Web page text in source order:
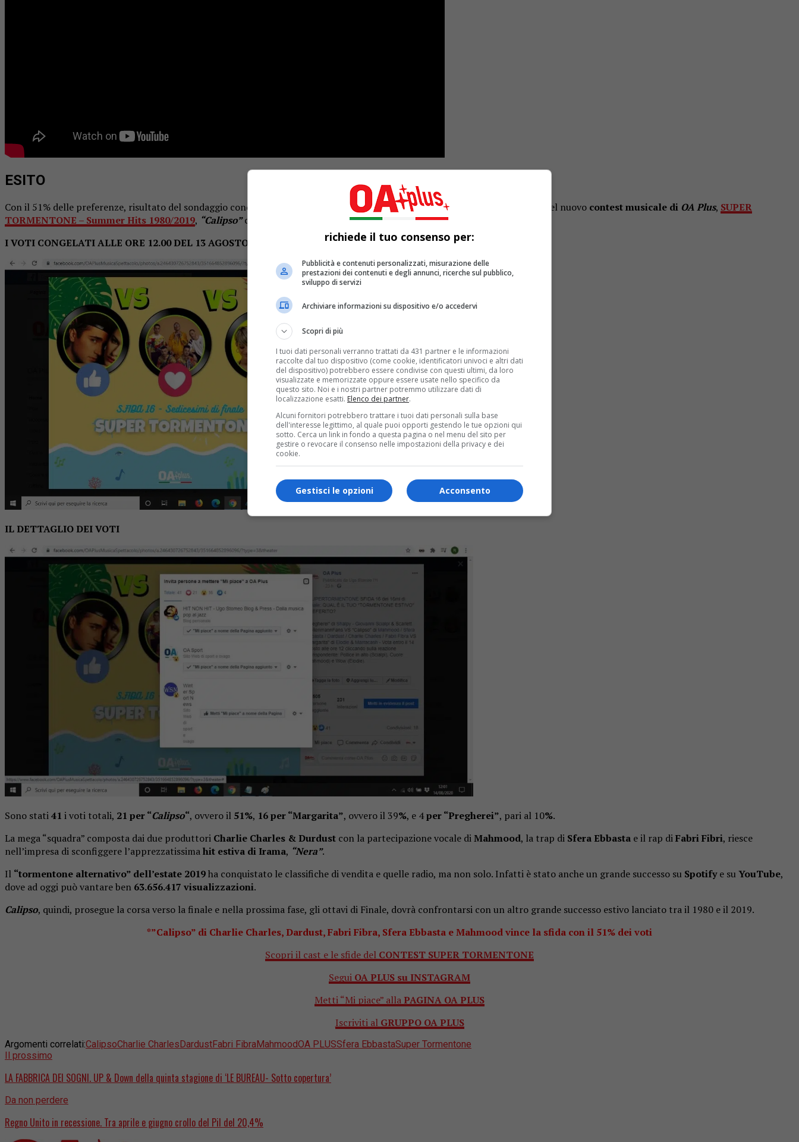
ESITO
Con il 51% delle preferenze, risultato del sondaggio condiviso sulla pagina Facebook di OA Plus, vince la quindicesima sfida del nuovo contest musicale di OA Plus, SUPER
TORMENTONE – Summer Hits 1980/2019, “Calipso”che accede agli ottavi di finale.
I VOTI CONGELATI ALLE ORE 12.00 DEL 13 AGOSTO
IL DETTAGLIO DEI VOTI
Sono stati41 i voti totali, 21 per “Calipso“, ovvero il 51%, 16 per “Margarita”, ovvero il 39%, e 4per “Pregherei”, pari al 10%.
La mega “squadra” composta dai due produttori Charlie Charles & Durdust con la partecipazione vocale diMahmood, la trap di Sfera Ebbasta e il rap diFabri Fibri, riesce
nell’impresa di sconfiggere l’apprezzatissimahit estiva di Irama, “Nera”.
Il “tormentone alternativo” dell’estate 2019ha conquistato le classifiche di vendita e quelle radio, ma non solo. Infatti è stato anche un grande successo su Spotifye su YouTube,
dove ad oggi può vantare ben 63.656.417 visualizzazioni.
Calipso, quindi, prosegue la corsa verso la finale e nella prossima fase, gli ottavi di Finale, dovrà confrontarsi con un altro grande successo estivo lanciato tra il 1980 e il 2019.
*”Calipso” di Charlie Charles, Dardust, Fabri Fibra, Sfera Ebbasta e Mahmood vince la sfida con il 51% dei voti
Scopri il cast e le sfide del CONTEST SUPER TORMENTONE
Segui OA PLUS su INSTAGRAM
Metti “Mi piace” alla PAGINA OA PLUS
Iscriviti al GRUPPO OA PLUS
Argomenti correlati:CalipsoCharlie Charles DardustFabri FibraMahmoodOA PLUSSfera EbbastaSuper Tormentone
Il prossimo
LA FABBRICA DEI SOGNI. UP & Down della quinta stagione di ‘LE BUREAU- Sotto copertura’
Da non perdere
Regno Unito in recessione. Tra aprile e giugno crollo del Pil del 20,4%
richiede il tuo consenso per:
Pubblicità e contenuti personalizzati, misurazione delle
prestazioni dei contenuti e degli annunci, ricerche sul pubblico,
sviluppo di servizi
Archiviare informazioni su dispositivo e/o accedervi
Scopri di più
I tuoi dati personali verranno trattati da 431 partner e le informazioni
raccolte dal tuo dispositivo (come cookie, identificatori univoci e altri dati
del dispositivo) potrebbero essere condivise con questi ultimi, da loro
visualizzate e memorizzate oppure essere usate nello specifico da
questo sito. Noi e i nostri partner potremmo utilizzare dati di
localizzazione esatti. Elenco dei partner.
Alcuni fornitori potrebbero trattare i tuoi dati personali sulla base
dell'interesse legittimo, al quale puoi opporti gestendo le tue opzioni qui
sotto. Cerca un link in fondo a questa pagina o nel menu del sito per
gestire o revocare il consenso nelle impostazioni della privacy e dei
cookie.
Acconsento
Gestisci le opzioni